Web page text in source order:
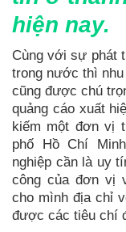
hiện nay.
Cùng với sự phát
trong nước thì nhu
cũng được chú
quảng cáo xuất
kiếm một đơn vị
phố Hồ Chí
nghiệp cần là uy
công của đơn vị
cho mình địa chỉ
được các tiêu chí